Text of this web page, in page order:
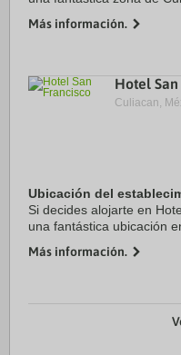
Cultura. Además, este
Más información.
Hotel
Culiacan,
Ubicación del
Si decides alojarte en
una fantástica ubicación
Nuestra Señora del
Más información.